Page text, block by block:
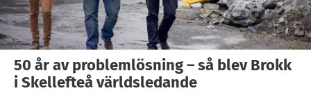
50 år av problemlösning – så blev Brokk
i Skellefteå världsledande